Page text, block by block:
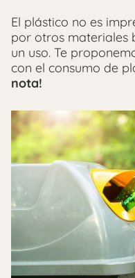
El plástico no es
por otros materiales
un uso. Te
con el consumo de
nota!